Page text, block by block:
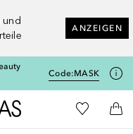
ANZEIGEN
Code:MASK
Zur Douglas Startseite
Zu Meiner